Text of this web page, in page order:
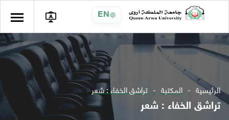
EN
الرئيسية المكتبة تراشق الخفاء : شعر
تراشق الخفاء : شعر